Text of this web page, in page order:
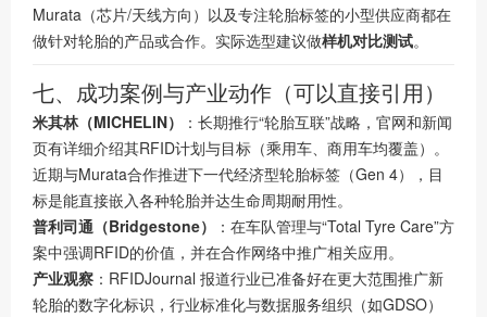
Murata（芯片/天线方向）以及专注轮胎标签的小型供应商都在
做针对轮胎的产品或合作。实际选型建议做样机对比测试。
七、成功案例与产业动作（可以直接引用）
米其林（MICHELIN）
：长期推行“轮胎互联”战略，官网和新闻
页有详细介绍其RFID计划与目标（乘用车、商用车均覆盖）。
近期与Murata合作推进下一代经济型轮胎标签（Gen 4），目
标是能直接嵌入各种轮胎并达生命周期耐用性。
普利司通（Bridgestone）
：在车队管理与“Total Tyre Care”方
案中强调RFID的价值，并在合作网络中推广相关应用。
产业观察 ：RFIDJournal 报道行业已准备好在更大范围推广新
轮胎的数字化标识，行业标准化与数据服务组织（如GDSO）